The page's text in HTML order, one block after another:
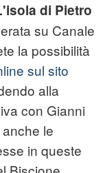
di Pietro
su Canale
la possibilità
sul sito
alla
con Gianni
le
in queste